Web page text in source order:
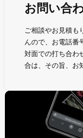
お問い合
ご相談やお見積も
んので、お電話番
対面での打ち合わ
合は、その旨、お